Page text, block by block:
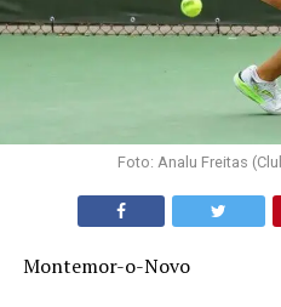
Foto: Analu Freitas
Montemor-o-Novo